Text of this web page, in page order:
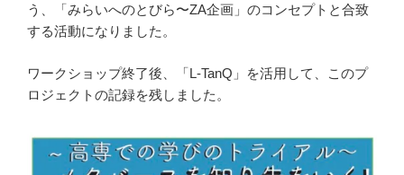
う、「みらいへのとびら〜ZA企画」のコンセプトと合致
する活動になりました。
ワークショップ終了後、「L-TanQ」を活用して、このプ
ロジェクトの記録を残しました。